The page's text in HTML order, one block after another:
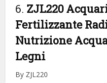
6. ZJL220
Fertilizzante
Nutrizione
Legni
By ZJL220